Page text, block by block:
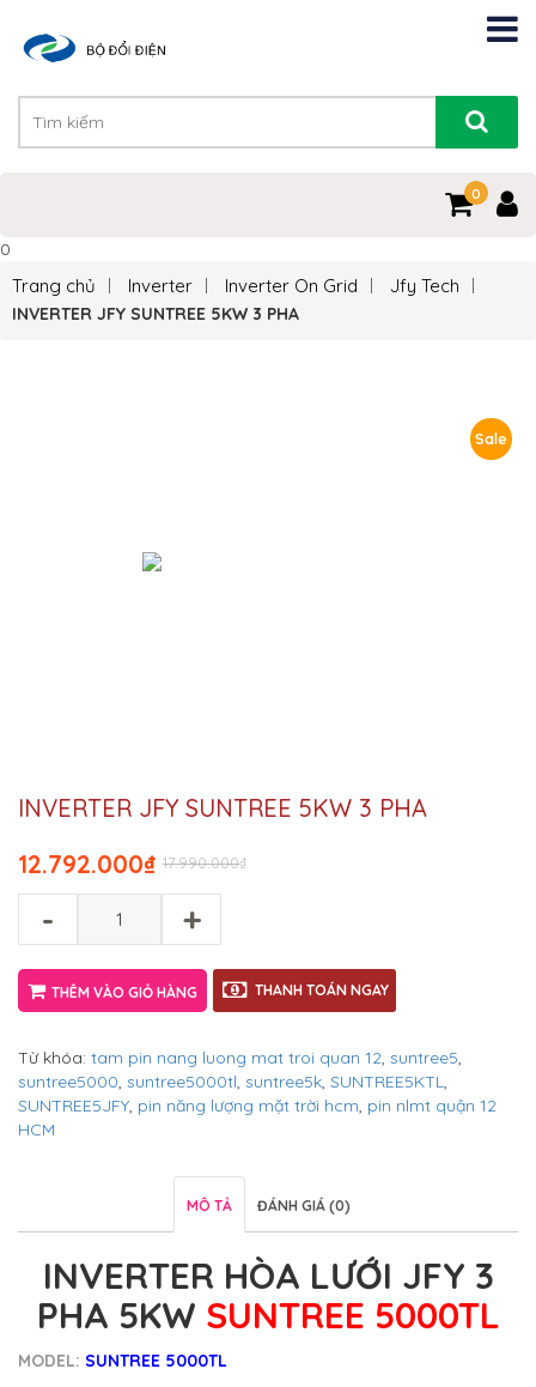
0
0
Trang chủ Inverter Inverter On Grid Jfy Tech
INVERTER JFY SUNTREE 5KW 3 PHA
Sale
INVERTER JFY SUNTREE 5KW 3 PHA
₫
17.990.000
₫
12.792.000
- +
THÊM VÀO GIỎ HÀNG THANH TOÁN NGAY
Từ khóa: tam pin nang luong mat troi quan 12, suntree5,
suntree5000, suntree5000tl, suntree5k, SUNTREE5KTL,
SUNTREE5JFY, pin năng lượng mặt trời hcm, pin nlmt quận 12
HCM
MÔ TẢ ĐÁNH GIÁ (0)
INVERTER HÒA LƯỚI JFY 3
PHA 5KW SUNTREE 5000TL
MODEL: SUNTREE 5000TL